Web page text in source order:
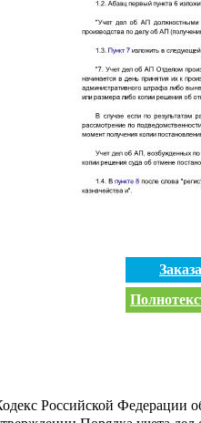
Российской Федерации